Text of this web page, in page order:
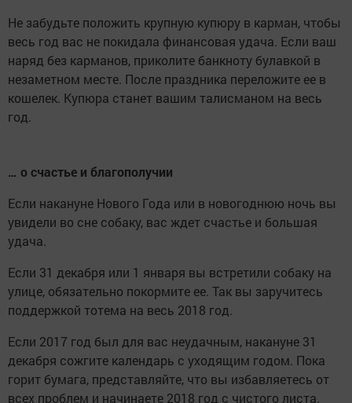
Не забудьте положить крупную купюру в карман, чтобы
весь год вас не покидала финансовая удача. Если ваш
наряд без карманов, приколите банкноту булавкой в
незаметном месте. После праздника переложите ее в
кошелек. Купюра станет вашим талисманом на весь
год.
… о счастье и благополучии
Если накануне Нового Года или в новогоднюю ночь вы
увидели во сне собаку, вас ждет счастье и большая
удача.
Если 31 декабря или 1 января вы встретили собаку на
улице, обязательно покормите ее. Так вы заручитесь
поддержкой тотема на весь 2018 год.
Если 2017 год был для вас неудачным, накануне 31
декабря сожгите календарь с уходящим годом. Пока
горит бумага, представляйте, что вы избавляетесь от
всех проблем и начинаете 2018 год с чистого листа.